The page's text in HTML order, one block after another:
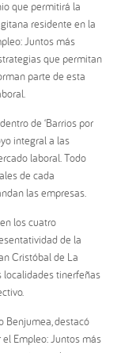
que permitirá la
residente en la
Juntos más
que permitan
parte de esta
de ‘Barrios por
integral a las
laboral. Todo
de cada
las empresas.
los cuatro
de la
Cristóbal de La
localidades tinerfeñas
Benjumea, destacó
el Empleo: Juntos más